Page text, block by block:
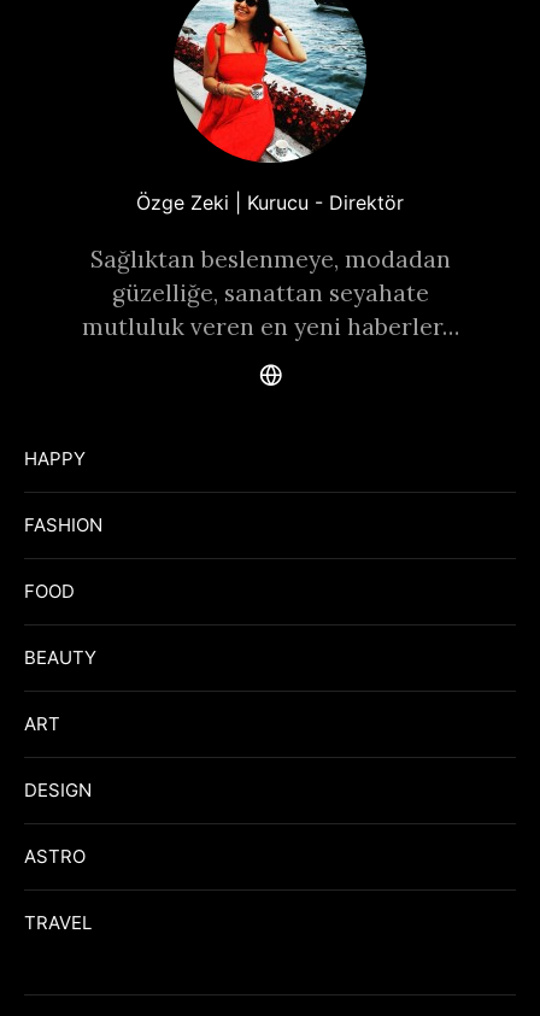
Özge Zeki | Kurucu - Direktör
Sağlıktan beslenmeye, modadan
güzelliğe, sanattan seyahate
mutluluk veren en yeni haberler…
HAPPY
FASHION
FOOD
BEAUTY
ART
DESIGN
ASTRO
TRAVEL